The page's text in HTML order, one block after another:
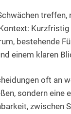
bestehende
einem klaren
oft an
sondern eine
zwischen